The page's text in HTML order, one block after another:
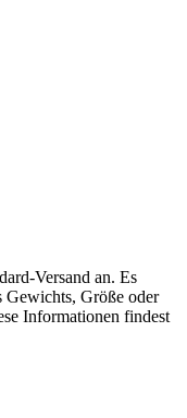
Versand an. Es
Gewichts, Größe oder
Informationen findest